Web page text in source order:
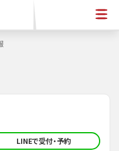
LINEで受付・予約